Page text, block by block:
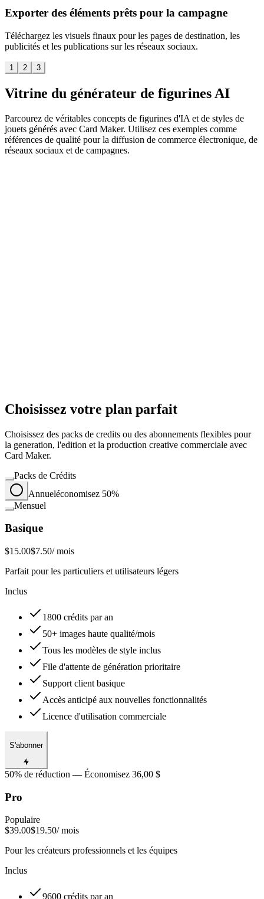
Exporter des éléments prêts pour la campagne
Téléchargez les visuels finaux pour les pages de destination, les
publicités et les publications sur les réseaux sociaux.
1 2 3
Vitrine du générateur de figurines AI
Parcourez de véritables concepts de figurines d'IA et de styles de
jouets générés avec Card Maker. Utilisez ces exemples comme
références de qualité pour la diffusion de commerce électronique, de
réseaux sociaux et de campagnes.
Choisissez votre plan parfait
Choisissez des packs de credits ou des abonnements flexibles pour
la generation, l'edition et la production creative commerciale avec
Card Maker.
Packs de Crédits
Annueléconomisez 50%
Mensuel
Basique
$15.00$7.50/ mois
Parfait pour les particuliers et utilisateurs légers
Inclus
1800 crédits par an
50+ images haute qualité/mois
Tous les modèles de style inclus
File d'attente de génération prioritaire
Support client basique
Accès anticipé aux nouvelles fonctionnalités
Licence d'utilisation commerciale
S'abonner
50% de réduction — Économisez 36,00 $
Pro
Populaire
$39.00$19.50/ mois
Pour les créateurs professionnels et les équipes
Inclus
9600 crédits par an